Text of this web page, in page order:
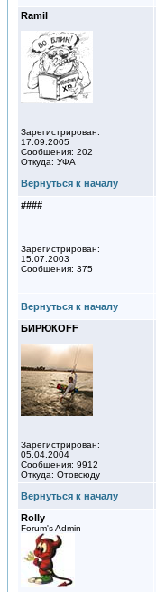
Ramil
Зарегистрирован:
17.09.2005
Сообщения: 202
Откуда: УФА
Вернуться к началу
####
Зарегистрирован:
15.07.2003
Сообщения: 375
Вернуться к началу
БИРЮКOFF
Зарегистрирован:
05.04.2004
Сообщения: 9912
Откуда: Отовсюду
Вернуться к началу
Rolly
Forum's Admin